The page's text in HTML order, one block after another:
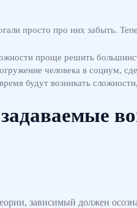
просто про них забыть.
проще решить
человека в социум,
будут возникать
зависимый должен